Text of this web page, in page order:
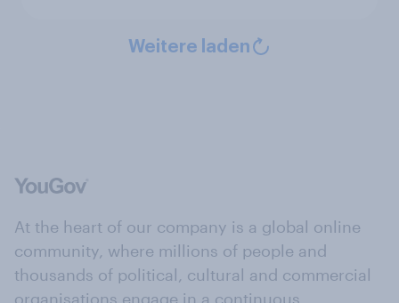
Weitere laden
At the heart of our company is a global online
community, where millions of people and
thousands of political, cultural and commercial
organisations engage in a continuous